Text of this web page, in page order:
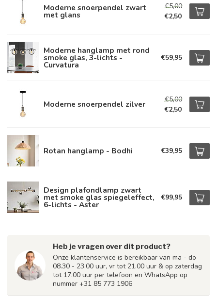
Moderne snoerpendel zwart
met glans
€5,00
€2,50
Moderne hanglamp met rond
smoke glas, 3-lichts -
Curvatura
€59,95
Moderne snoerpendel zilver
€5,00
€2,50
Rotan hanglamp - Bodhi €39,95
Design plafondlamp zwart
met smoke glas spiegeleffect,
6-lichts - Aster
€99,95
Heb je vragen over dit product?
Onze klantenservice is bereikbaar van ma - do
08.30 - 23.00 uur, vr tot 21.00 uur & op zaterdag
tot 17.00 uur per telefoon en WhatsApp op
nummer +31 85 773 1906